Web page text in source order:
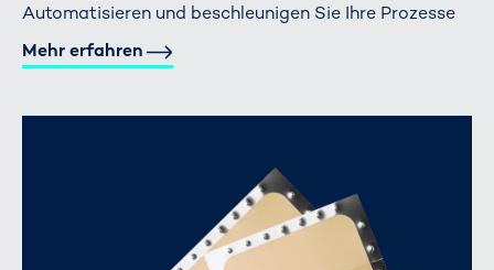
Automatisieren und beschleunigen Sie Ihre Prozesse
Mehr erfahren